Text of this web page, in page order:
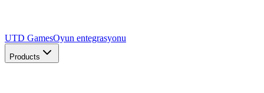
UTD GamesOyun entegrasyonu
Products